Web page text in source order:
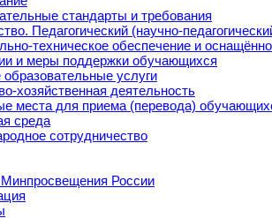
стандарты и требования
Педагогический (научно-
техническое обеспечение и
и меры поддержки обучающихся
услуги
хозяйственная деятельность
места для приема (перевода)
среда
сотрудничество
России